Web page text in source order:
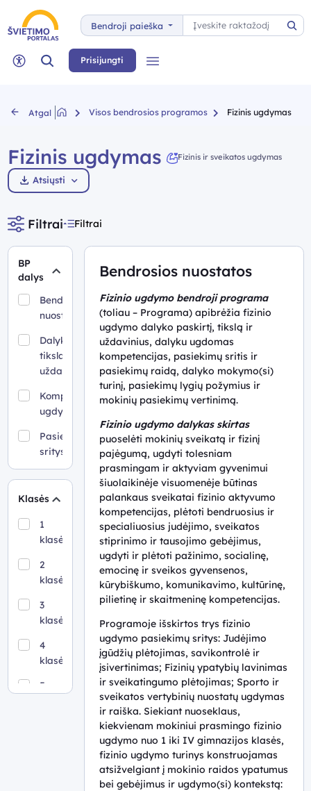
Bendroji paieška
Paieška
Neįgaliųjų rėžimas
Paieška Prisijungti
Atgal Visos bendrosios programos Fizinis ugdymas
Fizinis ugdymas Fizinis ir sveikatos ugdymas
Atsiųsti
Filtrai Filtrai
BP
dalys
Bendrosios
nuostatos
Dalyko
tikslas ir
uždaviniai
Kompetencijų
ugdymas
Pasiekimų
sritys ir
pasiekimai
raida
Mokymo(si)
turinys
Pasiekimų
vertinimas
Ištekliai
Klasės
1
klasė
2
klasė
3
klasė
4
klasė
5
Bendrosios nuostatos
Fizinio ugdymo bendroji programa
(toliau – Programa) apibrėžia fizinio
ugdymo dalyko paskirtį, tikslą ir
uždavinius, dalyku ugdomas
kompetencijas, pasiekimų sritis ir
pasiekimų raidą, dalyko mokymo(si)
turinį, pasiekimų lygių požymius ir
mokinių pasiekimų vertinimą.
Fizinio ugdymo dalykas skirtas
puoselėti mokinių sveikatą ir fizinį
pajėgumą, ugdyti tolesniam
prasmingam ir aktyviam gyvenimui
šiuolaikinėje visuomenėje būtinas
palankaus sveikatai fizinio aktyvumo
kompetencijas, plėtoti bendruosius ir
specialiuosius judėjimo, sveikatos
stiprinimo ir tausojimo gebėjimus,
ugdyti ir plėtoti pažinimo, socialinę,
emocinę ir sveikos gyvensenos,
kūrybiškumo, komunikavimo, kultūrinę,
pilietinę ir skaitmeninę kompetencijas.
Programoje išskirtos trys fizinio
ugdymo pasiekimų sritys: Judėjimo
įgūdžių plėtojimas, savikontrolė ir
įsivertinimas; Fizinių ypatybių lavinimas
ir sveikatingumo plėtojimas; Sporto ir
sveikatos vertybinių nuostatų ugdymas
ir raiška. Siekiant nuoseklaus,
kiekvienam mokiniui prasmingo fizinio
ugdymo nuo 1 iki IV gimnazijos klasės,
fizinio ugdymo turinys konstruojamas
atsižvelgiant į mokinio raidos ypatumus
bei gebėjimus ir ugdymo(si) kontekstą: